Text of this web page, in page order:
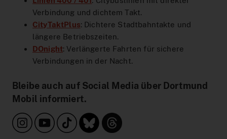
News/Presse
Verkehrsmeldungen
Verbindung und dichtem Takt.
CityTaktPlus: Dichtere Stadtbahntakte und
längere Betriebszeiten.
DOnight: Verlängerte Fahrten für sichere
Verbindungen in der Nacht.
Bleibe auch auf Social Media über Dortmund
Mobil informiert.